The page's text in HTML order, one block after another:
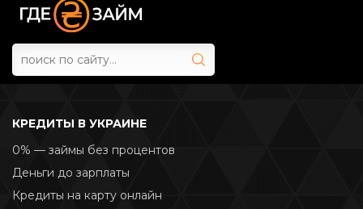
КРЕДИТЫ В УКРАИНЕ
0% — займы без процентов
Деньги до зарплаты
Кредиты на карту онлайн